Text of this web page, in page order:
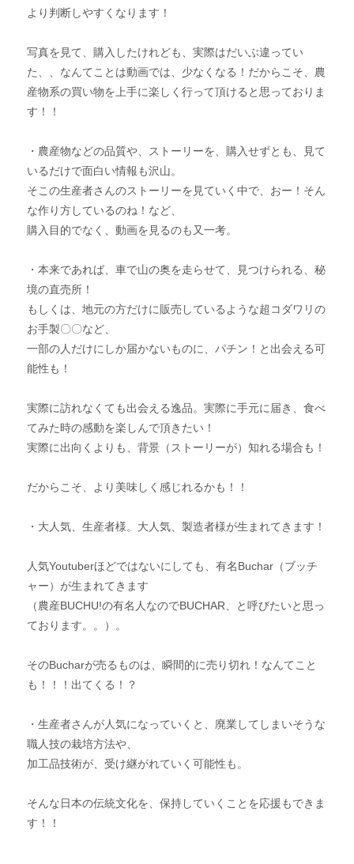
より判断しやすくなります！
写真を見て、購入したけれども、実際はだいぶ違ってい
た、、なんてことは動画では、少なくなる！だからこそ、農
産物系の買い物を上手に楽しく行って頂けると思っておりま
す！！
・農産物などの品質や、ストーリーを、購入せずとも、見て
いるだけで面白い情報も沢山。
そこの生産者さんのストーリーを見ていく中で、おー！そん
な作り方しているのね！など、
購入目的でなく、動画を見るのも又一考。
・本来であれば、車で山の奥を走らせて、見つけられる、秘
境の直売所！
もしくは、地元の方だけに販売しているような超コダワリの
お手製〇〇など、
一部の人だけにしか届かないものに、パチン！と出会える可
能性も！
実際に訪れなくても出会える逸品。実際に手元に届き、食べ
てみた時の感動を楽しんで頂きたい！
実際に出向くよりも、背景（ストーリーが）知れる場合も！
だからこそ、より美味しく感じれるかも！！
・大人気、生産者様。大人気、製造者様が生まれてきます！
人気Youtuberほどではないにしても、有名Buchar（ブッチ
ャー）が生まれてきます
（農産BUCHU!の有名人なのでBUCHAR、と呼びたいと思っ
ております。。）。
そのBucharが売るものは、瞬間的に売り切れ！なんてこと
も！！！出てくる！？
・生産者さんが人気になっていくと、廃業してしまいそうな
職人技の栽培方法や、
加工品技術が、受け継がれていく可能性も。
そんな日本の伝統文化を、保持していくことを応援もできま
す！！